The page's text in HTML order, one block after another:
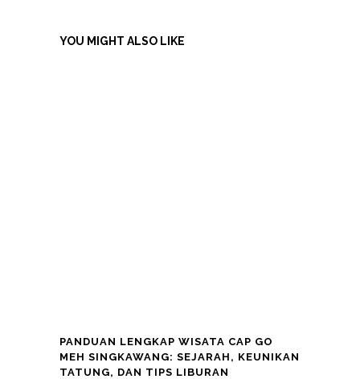
YOU MIGHT ALSO LIKE
PANDUAN LENGKAP WISATA CAP GO
MEH SINGKAWANG: SEJARAH, KEUNIKAN
TATUNG, DAN TIPS LIBURAN